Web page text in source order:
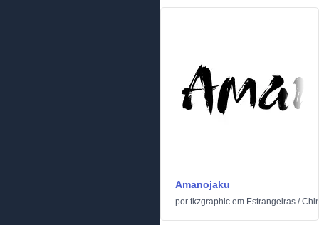
Amanojaku
por tkzgraphic em Estrangeiras /